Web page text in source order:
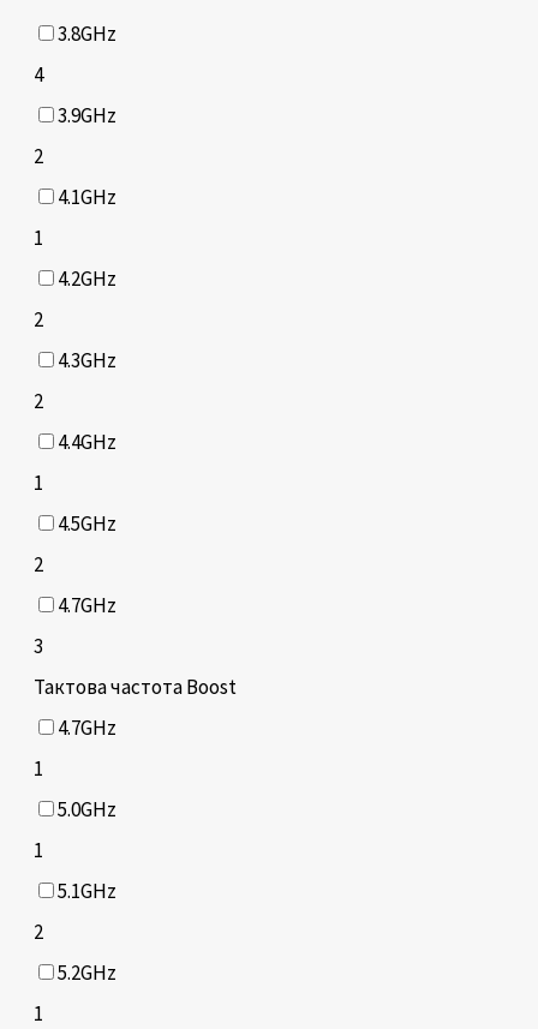
3.8GHz
4
3.9GHz
2
4.1GHz
1
4.2GHz
2
4.3GHz
2
4.4GHz
1
4.5GHz
2
4.7GHz
3
Тактова частота Boost
4.7GHz
1
5.0GHz
1
5.1GHz
2
5.2GHz
1